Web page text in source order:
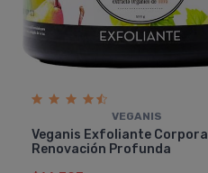
VEGANIS
Veganis Exfoliante Corporal
Renovación Profunda